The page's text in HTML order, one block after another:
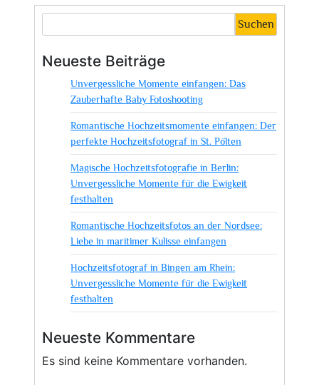
Preise
und
für
Hochzeitsfotografie:
Finden
das
passende
Angebot
für
Traumhochzeit!
Suchen
Neueste Beiträge
Unvergessliche Momente einfangen: Das
Zauberhafte Baby Fotoshooting
Romantische Hochzeitsmomente einfangen: Der
perfekte Hochzeitsfotograf in St. Pölten
Magische Hochzeitsfotografie in Berlin:
Unvergessliche Momente für die Ewigkeit
festhalten
Romantische Hochzeitsfotos an der Nordsee:
Liebe in maritimer Kulisse einfangen
Hochzeitsfotograf in Bingen am Rhein:
Unvergessliche Momente für die Ewigkeit
festhalten
Neueste Kommentare
Es sind keine Kommentare vorhanden.